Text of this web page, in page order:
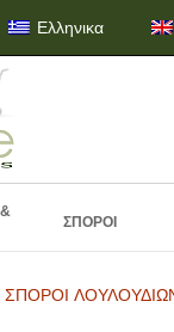
Ελληνικα
ΣΠΟΡΟΙ
ΣΠΟΡΟΙ